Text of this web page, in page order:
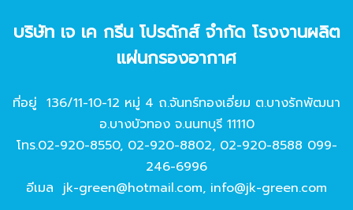
บริษัท เจ เค กรีน โปรดักส์ จํากัด โรงงานผลิต
แผ่นกรองอากาศ
ที่อยู่ 136/11-10-12 หมู่ 4 ถ.จันทร์ทองเอี่ยม ต.บางรักพัฒนา
อ.บางบัวทอง จ.นนทบุรี 11110
โทร.02-920-8550, 02-920-8802, 02-920-8588 099-
246-6996
อีเมล jk-green@hotmail.com, info@jk-green.com